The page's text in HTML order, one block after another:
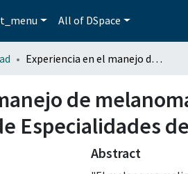
All of DSpace
Experiencia en el manejo de melanoma maligno durante los años 2016 al 2020 en la UMAE Hospital de Especialidades de Puebla
de
Especialidades
Abstract